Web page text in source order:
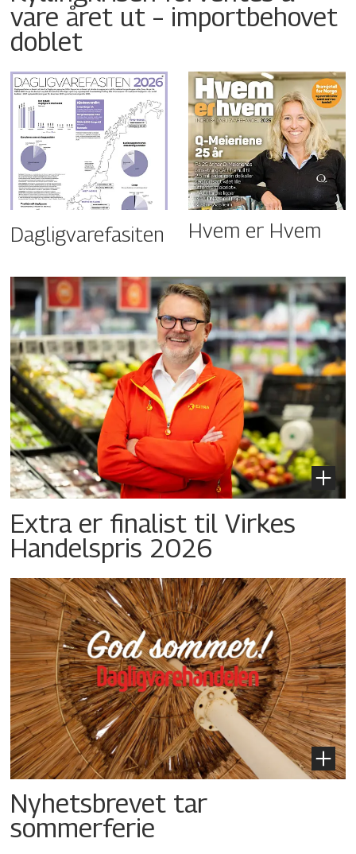
vare året ut – importbehovet
doblet
Dagligvarefasiten Hvem er Hvem
Extra er finalist til Virkes
Handelspris 2026
Nyhetsbrevet tar
sommerferie